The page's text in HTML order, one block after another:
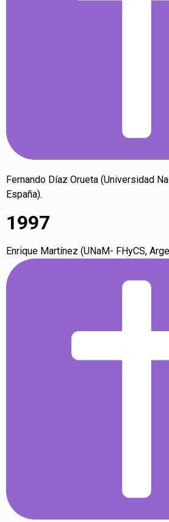
Fernando Díaz Orueta (Universidad
España).
1997
Enrique Martínez (UNaM- FHyCS,